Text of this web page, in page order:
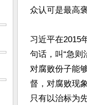
众认可是最高
习近平在2015
句话，叫“急则
对腐败份子能
督，对腐败现
只有以治标为